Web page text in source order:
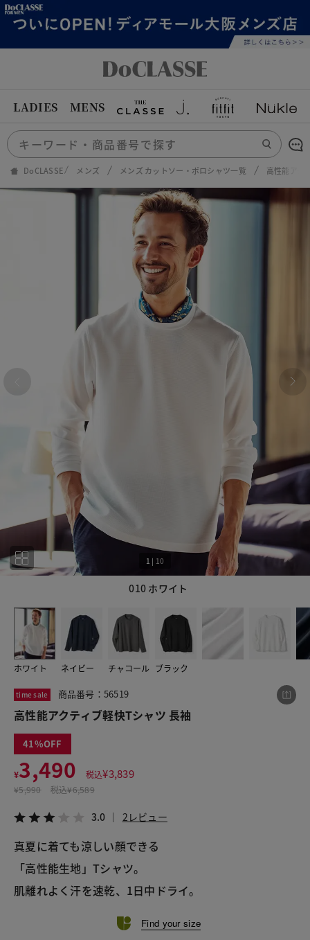
LADIES MENS
DoCLASSE メンズ メンズ カットソー・ポロシャツ一覧 高性能アク
010 ホワイト
1 | 10
ホワイト ネイビー チャコール ブラック
time sale 商品番号：56519
高性能アクティブ軽快Tシャツ 長袖
41
¥3,490 税込¥3,839
¥5,990 税込¥6,589
3.0 2レビュー
真夏に着ても涼しい顔できる
「高性能生地」Tシャツ。
肌離れよく汗を速乾、1日中ドライ。
Find your size
この商品をシェアする
高性能アクティブ軽快Tシャツ 長袖
LINE X